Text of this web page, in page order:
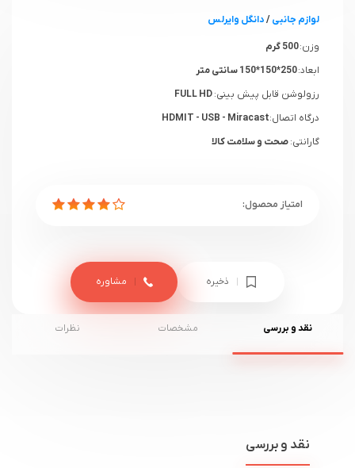
لوازم جانبی/دانگل وایرلس
وزن:500 گرم
ابعاد:
رزولوشن قابل پیش بینی:
درگاه اتصال:HDMIT - USB - Miracast
گارانتی:صحت و سلامت کالا
ذخیره مشاوره
نقد و بررسی مشخصات نظرات
نقد و بررسی